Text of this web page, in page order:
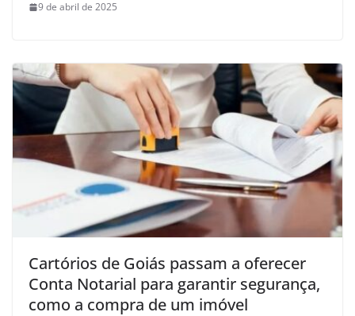
9 de abril de 2025
Cartórios de Goiás passam a oferecer
Conta Notarial para garantir segurança,
como a compra de um imóvel